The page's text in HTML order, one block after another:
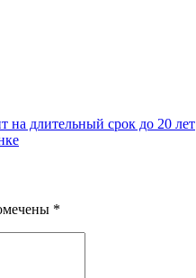
на длительный срок до 20 лет
*